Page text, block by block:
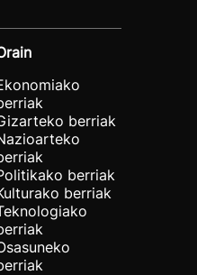
berriak
berriak
berriak